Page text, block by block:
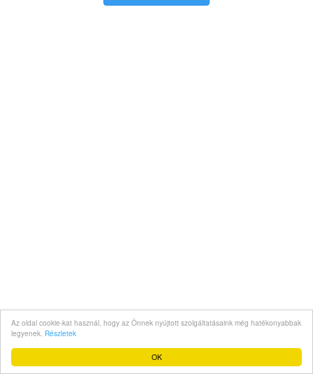
OK
Az oldal cookie-kat használ, hogy az Önnek nyújtott szolgáltatásaink még hatékonyabbak
legyenek. Részletek